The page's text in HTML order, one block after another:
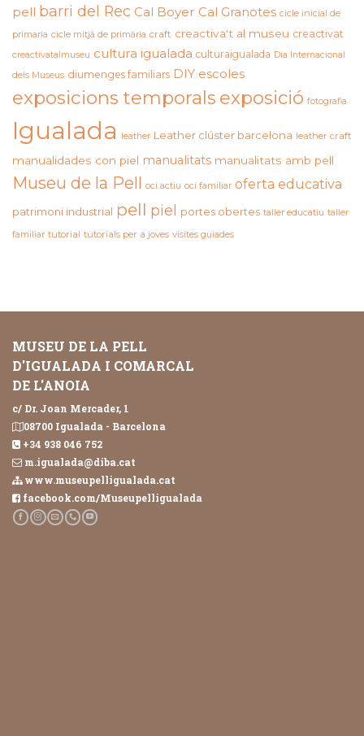
pell barri del Rec Cal Boyer Cal Granotes cicle inicial de
primaria cicle mitjà de primària craft creactiva't al museu creactivat
creactivatalmuseu cultura igualada culturaigualada Dia Internacional
dels Museus diumenges familiars DIY escoles
exposicions temporals exposició fotografia
Igualada leather Leather clúster barcelona leather craft
manualidades con piel manualitats manualitats amb pell
Museu de la Pell oci actiu oci familiar oferta educativa
patrimoni industrial pell piel portes obertes taller educatiu taller
familiar tutorial tutorials per a joves visites guiades
MUSEU DE LA PELL
D'IGUALADA I COMARCAL
DE L'ANOIA
c/ Dr. Joan Mercader, 1
08700 Igualada - Barcelona
+34 938 046 752
m.igualada@diba.cat
www.museupelligualada.cat
facebook.com/Museupelligualada